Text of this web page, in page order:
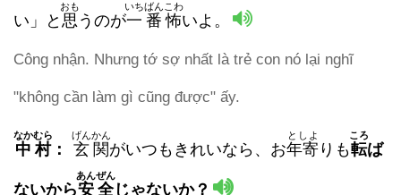
い」と 思
おも
うのが一番怖
いちばんこわ
いよ。
Công nhận. Nhưng tớ sợ nhất là trẻ con nó lại nghĩ
"không cần làm gì cũng được" ấy.
中村
なかむら
： 玄関
げんかん
がいつもきれいなら、お年寄
としよ
りも転
ころ
ば
ないから安全
あんぜん
じゃないか？